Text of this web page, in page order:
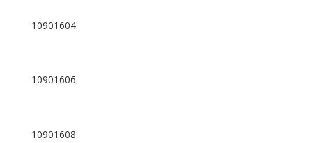
10901604
10901606
10901608